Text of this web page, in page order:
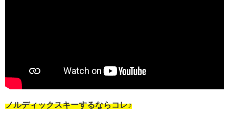
ノルディックスキーするならコレ♪